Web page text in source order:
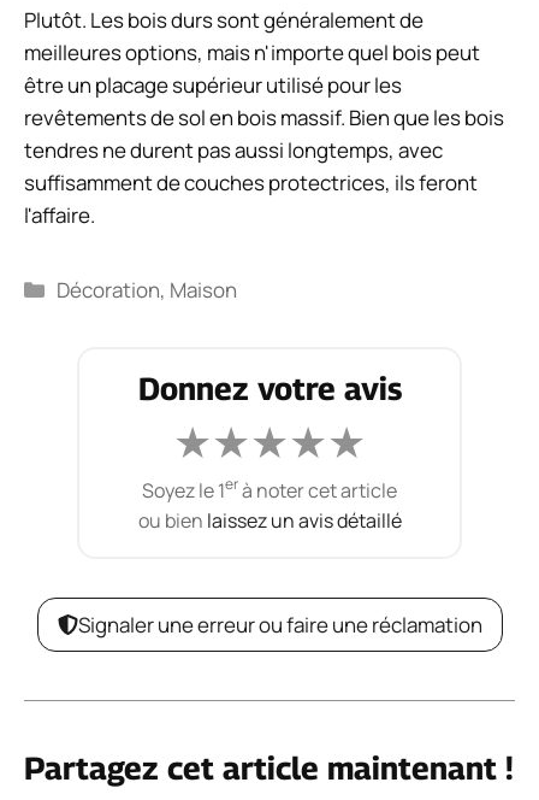
Plutôt. Les bois durs sont généralement de
meilleures options, mais n'importe quel bois peut
être un placage supérieur utilisé pour les
revêtements de sol en bois massif. Bien que les bois
tendres ne durent pas aussi longtemps, avec
suffisamment de couches protectrices, ils feront
l'affaire.
Catégories
Décoration, Maison
Donnez votre avis
★★★★★
Soyez le 1erà noter cet article
ou bien laissez un avis détaillé
Signaler une erreur ou faire une réclamation
Partagez cet article maintenant !